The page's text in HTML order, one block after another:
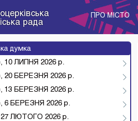
рада
ПРО МІСТО
думка
10 ЛИПНЯ 2026 р.
20 БЕРЕЗНЯ 2026 р.
13 БЕРЕЗНЯ 2026 р.
6 БЕРЕЗНЯ 2026 р.
27 ЛЮТОГО 2026 р.